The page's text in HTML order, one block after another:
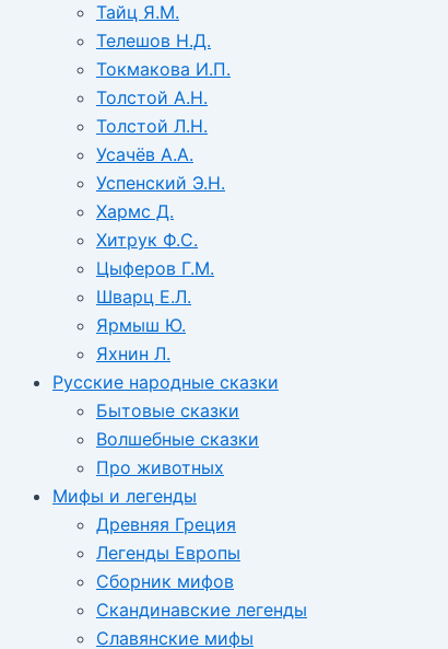
Тайц Я.М.
Телешов Н.Д.
Токмакова И.П.
Толстой А.Н.
Толстой Л.Н.
Усачёв А.А.
Успенский Э.Н.
Хармс Д.
Хитрук Ф.С.
Цыферов Г.М.
Шварц Е.Л.
Ярмыш Ю.
Яхнин Л.
Русские народные сказки
Бытовые сказки
Волшебные сказки
Про животных
Мифы и легенды
Древняя Греция
Легенды Европы
Сборник мифов
Скандинавские легенды
Славянские мифы